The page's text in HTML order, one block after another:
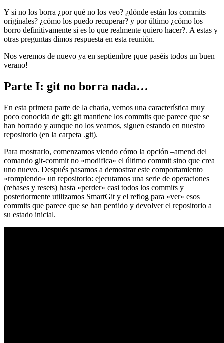
Y si no los borra ¿por qué no los veo? ¿dónde están los commits
originales? ¿cómo los puedo recuperar? y por último ¿cómo los
borro definitivamente si es lo que realmente quiero hacer?. A estas y
otras preguntas dimos respuesta en esta reunión.
Nos veremos de nuevo ya en septiembre ¡que paséis todos un buen
verano!
Parte I: git no borra nada…
En esta primera parte de la charla, vemos una característica muy
poco conocida de git: git mantiene los commits que parece que se
han borrado y aunque no los veamos, siguen estando en nuestro
repositorio (en la carpeta .git).
Para mostrarlo, comenzamos viendo cómo la opción –amend del
comando git-commit no «modifica» el último commit sino que crea
uno nuevo. Después pasamos a demostrar este comportamiento
«rompiendo» un repositorio: ejecutamos una serie de operaciones
(rebases y resets) hasta «perder» casi todos los commits y
posteriormente utilizamos SmartGit y el reflog para «ver» esos
commits que parece que se han perdido y devolver el repositorio a
su estado inicial.